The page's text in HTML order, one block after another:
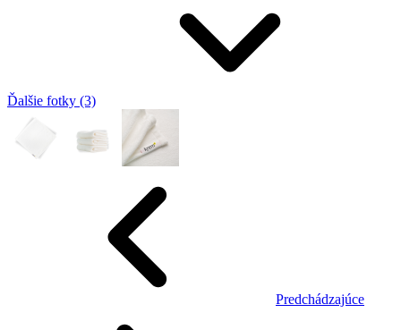
Ďalšie fotky (3)
Predchádzajúce